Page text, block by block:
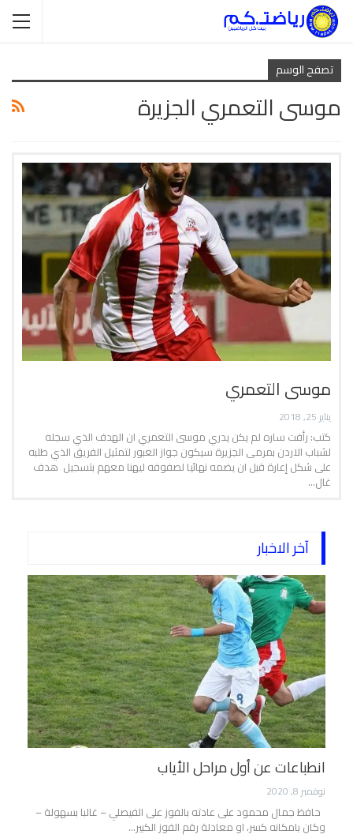
تصفح الوسم
موسى التعمري الجزيرة
موسى التعمري
يناير 25, 2018
كتب: رأفت ساره لم يكن يدري موسى التعمري ان الهدف الذي سجله
لشباب الاردن بمرمى الجزيرة سيكون جواز العبور لتمثيل الفريق الذي طلبه
على شكل إعارة قبل ان يضمه نهائيا لصفوفه ليهنا معهم بتسجيل هدف
غال…
آخر الاخبار
انطباعات عن أول مراحل الأياب
نوفمبر 8, 2020
حافظ جمال محمود على عادته بالفوز على الفيصلي – غالبا بسهولة –
وكان بامكانه كسر، او معادلة رقم الفوز الكبير…